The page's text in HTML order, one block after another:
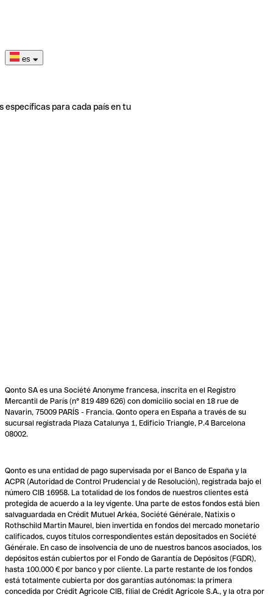
es
específicas para cada país en tu
Qonto SA es una Société Anonyme francesa, inscrita en el Registro
Mercantil de París (n° 819 489 626) con domicilio social en 18 rue de
Navarin, 75009 PARÍS - Francia. Qonto opera en España a través de su
sucursal registrada Plaza Catalunya 1, Edificio Triangle, P.4 Barcelona
08002.
Qonto es una entidad de pago supervisada por el Banco de España y la
ACPR (Autoridad de Control Prudencial y de Resolución), registrada bajo el
número CIB 16958. La totalidad de los fondos de nuestros clientes está
protegida de acuerdo a la ley vigente. Una parte de estos fondos está bien
salvaguardada en Crédit Mutuel Arkéa, Société Générale, Natixis o
Rothschild Martin Maurel, bien invertida en fondos del mercado monetario
calificados, cuyos títulos correspondientes están depositados en Société
Générale. En caso de insolvencia de uno de nuestros bancos asociados, los
depósitos están cubiertos por el Fondo de Garantía de Depósitos (FGDR),
hasta 100.000 € por banco y por cliente. La parte restante de los fondos
está totalmente cubierta por dos garantías autónomas: la primera
concedida por Crédit Agricole CIB, filial de Crédit Agricole S.A., y la otra por